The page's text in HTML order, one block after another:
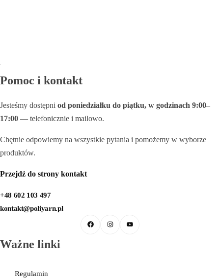
Pomoc i kontakt
Jesteśmy dostępni od poniedziałku do piątku, w godzinach 9:00–
17:00 — telefonicznie i mailowo.
Chętnie odpowiemy na wszystkie pytania i pomożemy w wyborze
produktów.
Przejdź do strony kontakt
+48 602 103 497
kontakt@poliyarn.pl
Ważne linki
Regulamin
Galanteria skórzana